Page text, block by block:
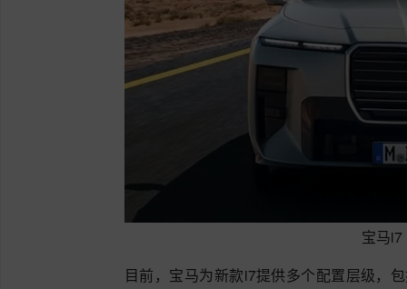
宝马i7
目前，宝马为新款i7提供多个配置层级，